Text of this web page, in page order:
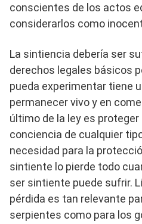
conscientes de los actos
considerarlos como
La sintiencia debería ser
derechos legales básicos
pueda experimentar tiene
permanecer vivo y en
último de la ley es
conciencia de cualquier
necesidad para la
sintiente lo pierde todo
ser sintiente puede sufrir.
pérdida es tan relevante
serpientes como para los